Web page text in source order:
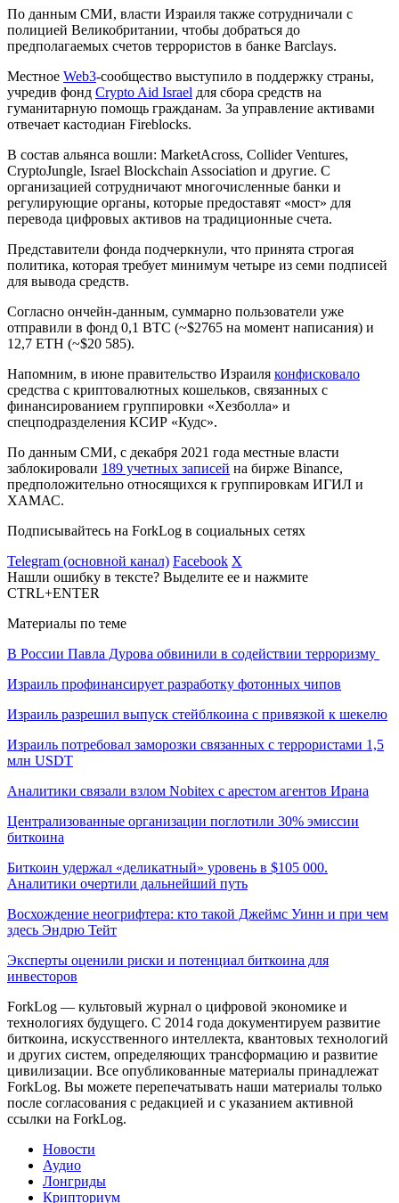
По данным СМИ, власти Израиля также сотрудничали с
полицией Великобритании, чтобы добраться до
предполагаемых счетов террористов в банке Barclays.
Местное Web3-сообщество выступило в поддержку страны,
учредив фонд Crypto Aid Israel для сбора средств на
гуманитарную помощь гражданам. За управление активами
отвечает кастодиан Fireblocks.
В состав альянса вошли: MarketAcross, Collider Ventures,
CryptoJungle, Israel Blockchain Association и другие. С
организацией сотрудничают многочисленные банки и
регулирующие органы, которые предоставят «мост» для
перевода цифровых активов на традиционные счета.
Представители фонда подчеркнули, что принята строгая
политика, которая требует минимум четыре из семи подписей
для вывода средств.
Согласно ончейн-данным, суммарно пользователи уже
отправили в фонд 0,1 BTC (~$2765 на момент написания) и
12,7 ETH (~$20 585).
Напомним, в июне правительство Израиля конфисковало
средства с криптовалютных кошельков, связанных с
финансированием группировки «Хезболла» и
спецподразделения КСИР «Кудс».
По данным СМИ, с декабря 2021 года местные власти
заблокировали 189 учетных записей на бирже Binance,
предположительно относящихся к группировкам ИГИЛ и
ХАМАС.
Подписывайтесь на ForkLog в социальных сетях
Telegram (основной канал) Facebook X
Нашли ошибку в тексте? Выделите ее и нажмите
CTRL+ENTER
Материалы по теме
В России Павла Дурова обвинили в содействии терроризму
Израиль профинансирует разработку фотонных чипов
Израиль разрешил выпуск стейблкоина с привязкой к шекелю
Израиль потребовал заморозки связанных с террористами 1,5
млн USDT
Аналитики связали взлом Nobitex с арестом агентов Ирана
Централизованные организации поглотили 30% эмиссии
биткоина
Биткоин удержал «деликатный» уровень в $105 000.
Аналитики очертили дальнейший путь
Восхождение неогрифтера: кто такой Джеймс Уинн и при чем
здесь Эндрю Тейт
Эксперты оценили риски и потенциал биткоина для
инвесторов
ForkLog — культовый журнал о цифровой экономике и
технологиях будущего. С 2014 года документируем развитие
биткоина, искусственного интеллекта, квантовых технологий
и других систем, определяющих трансформацию и развитие
цивилизации. Все опубликованные материалы принадлежат
ForkLog. Вы можете перепечатывать наши материалы только
после согласования с редакцией и с указанием активной
ссылки на ForkLog.
Новости
Аудио
Лонгриды
Крипториум